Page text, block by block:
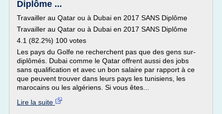
Diplôme ...
Travailler au Qatar ou à Dubai en 2017 SANS Diplôme
Travailler au Qatar ou à Dubai en 2017 SANS Diplôme
4.1 (82.2%) 100 votes
Les pays du Golfe ne recherchent pas que des gens sur-
diplômés. Dubai comme le Qatar offrent aussi des jobs
sans qualification et avec un bon salaire par rapport à ce
que peuvent trouver dans leurs pays les tunisiens, les
marocains ou les algériens. Si vous êtes...
Lire la suite